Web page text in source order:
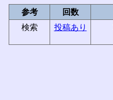
参考 回数
検索
投稿あり